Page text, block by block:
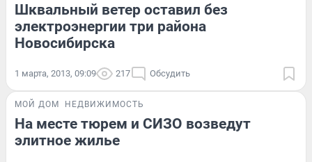
Шквальный ветер оставил без
электроэнергии три района
Новосибирска
1 марта, 2013, 09:09 217 Обсудить
МОЙ ДОМ НЕДВИЖИМОСТЬ
На месте тюрем и СИЗО возведут
элитное жилье